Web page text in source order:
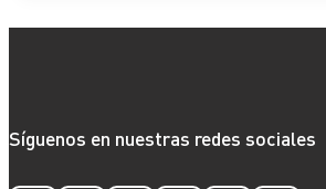
Síguenos en nuestras redes sociales